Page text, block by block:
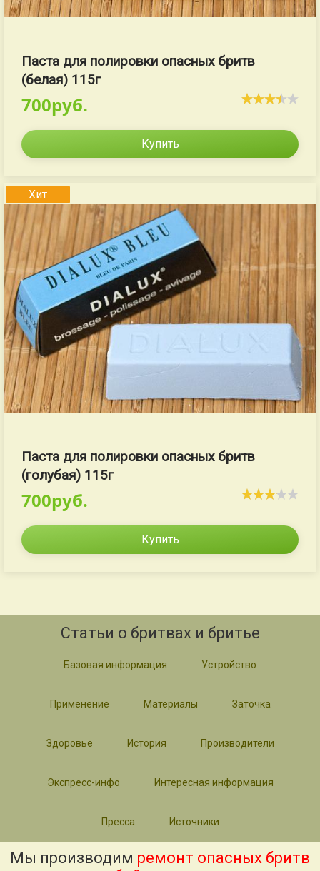
Паста для полировки опасных бритв
(белая) 115г
700руб.
Купить
Хит
Паста для полировки опасных бритв
(голубая) 115г
700руб.
Купить
Статьи о бритвах и бритье
Базовая информация Устройство
Применение Материалы Заточка
Здоровье История Производители
Экспресс-инфо Интересная информация
Пресса Источники
Мы производим ремонт опасных бритв